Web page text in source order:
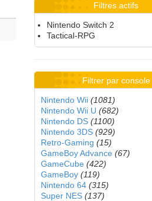
Filtres actifs
Nintendo Switch 2
Tactical-RPG
Filtrer par console
Nintendo Wii (1081)
Nintendo Wii U (682)
Nintendo DS (1100)
Nintendo 3DS (929)
Retro-Gaming (15)
GameBoy Advance (67)
GameCube (422)
GameBoy (119)
Nintendo 64 (315)
Super NES (137)